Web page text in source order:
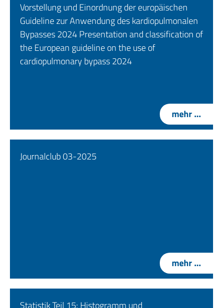
Vorstellung und Einordnung der europäischen
Guideline zur Anwendung des kardiopulmonalen
Bypasses 2024 Presentation and classification of
the European guideline on the use of
cardiopulmonary bypass 2024
mehr …
Journalclub 03-2025
mehr …